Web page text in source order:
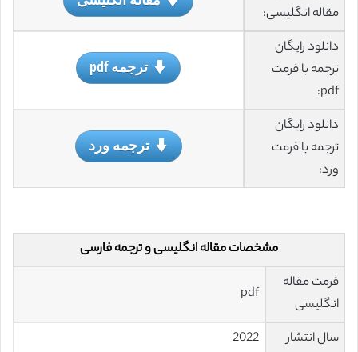
مقاله انگلیسی:
دانلود رایگان
ترجمه با فرمت
pdf:
ترجمه pdf
دانلود رایگان
ترجمه با فرمت
ورد:
ترجمه ورد
مشخصات مقاله انگلیسی و ترجمه فارسی
فرمت مقاله
انگلیسی
pdf
سال انتشار
2022